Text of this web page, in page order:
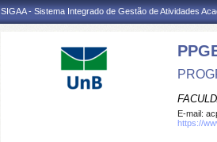
SIGAA - Sistema Integrado de Gestão de Atividades
E-mail:
https://